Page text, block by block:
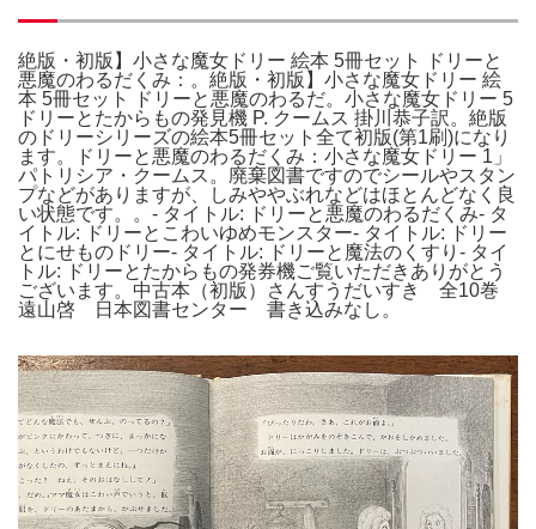
絶版・初版】小さな魔女ドリー 絵本 5冊セット ドリーと
悪魔のわるだくみ：。絶版・初版】小さな魔女ドリー 絵
本 5冊セット ドリーと悪魔のわるだ。小さな魔女ドリー 5
ドリーとたからもの発見機 P. クームス 掛川恭子訳。絶版
のドリーシリーズの絵本5冊セット全て初版(第1刷)になり
ます。ドリーと悪魔のわるだくみ：小さな魔女ドリー 1」
パトリシア・クームス。廃棄図書ですのでシールやスタン
プなどがありますが、しみややぶれなどはほとんどなく良
い状態です。。- タイトル: ドリーと悪魔のわるだくみ- タ
イトル: ドリーとこわいゆめモンスター- タイトル: ドリー
とにせものドリー- タイトル: ドリーと魔法のくすり- タイ
トル: ドリーとたからもの発券機ご覧いただきありがとう
ございます。中古本（初版）さんすうだいすき 全10巻
遠山啓 日本図書センター 書き込みなし。